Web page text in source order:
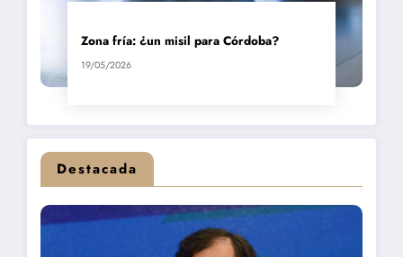
Zona fría: ¿un misil para Córdoba?
19/05/2026
Destacada